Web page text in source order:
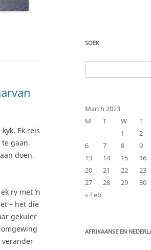
Ek reis
gaan.
doen,
ry met ‘n
– het die
gekuier
verander
SOEK
for:
March 2023
M
T W T
1
2
6
7 8 9
13
14 15 16
20
21 22 23
27
28 29 30
« Feb
AFRIKAANSE EN